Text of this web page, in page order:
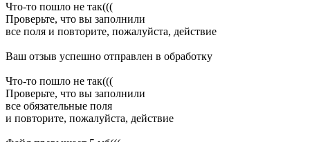
Что-то пошло не так(((
Проверьте, что вы заполнили
все поля и повторите, пожалуйста, действие
Ваш отзыв успешно отправлен в обработку
Что-то пошло не так(((
Проверьте, что вы заполнили
все обязательные поля
и повторите, пожалуйста, действие